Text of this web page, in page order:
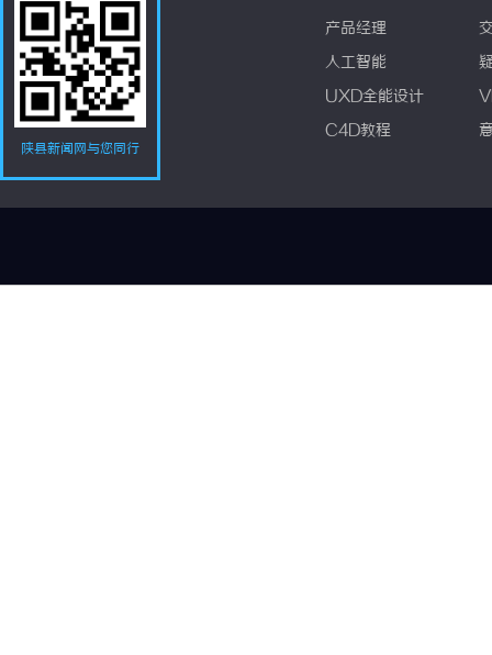
陕县新闻网与您同行
产品经理
人工智能
UXD全能设计
C4D教程